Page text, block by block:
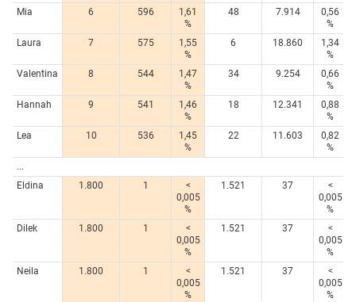
Mia
6 596
1,61
%
48 7.914
0,56
%
Laura
7 575
1,55
%
6 18.860
1,34
%
Valentina
8 544
1,47
%
34 9.254
0,66
%
Hannah
9 541
1,46
%
18 12.341
0,88
%
Lea
10 536
1,45
%
22 11.603
0,82
%
...
Eldina
1.800 1
<
0,005
%
1.521 37
<
0,005
%
Dilek
1.800 1
<
0,005
%
1.521 37
<
0,005
%
Neila
1.800 1
<
0,005
%
1.521 37
<
0,005
%